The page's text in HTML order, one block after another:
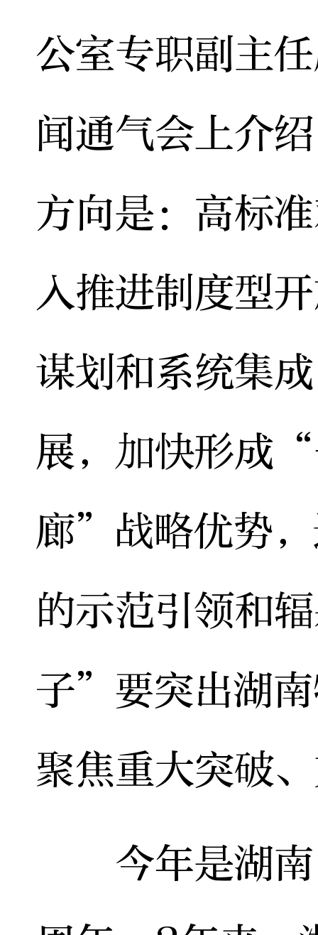
公室专职副主
闻通气会上介
方向是：高标
入推进制度型
谋划和系统集
展，加快形成
廊”战略优势
的示范引领和
子”要突出湖
聚焦重大突破
今年是湖南